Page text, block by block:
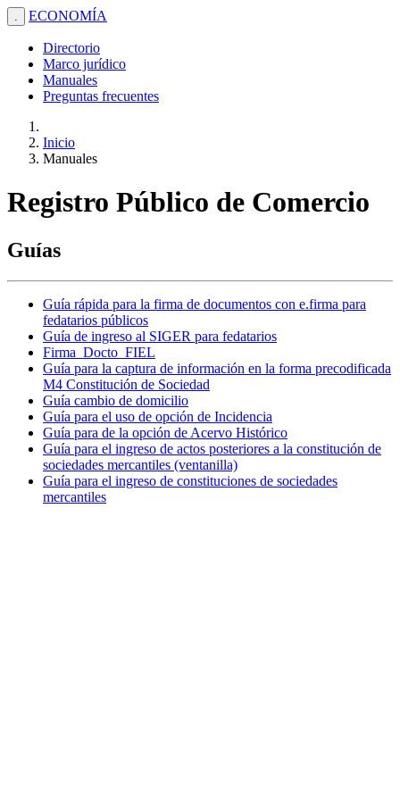
. ECONOMÍA
Directorio
Marco jurídico
Manuales
Preguntas frecuentes
Inicio
Manuales
Registro Público de Comercio
Guías
Guía rápida para la firma de documentos con e.firma para
fedatarios públicos
Guía de ingreso al SIGER para fedatarios
Firma_Docto_FIEL
Guía para la captura de información en la forma precodificada
M4 Constitución de Sociedad
Guía cambio de domicilio
Guía para el uso de opción de Incidencia
Guía para de la opción de Acervo Histórico
Guía para el ingreso de actos posteriores a la constitución de
sociedades mercantiles (ventanilla)
Guía para el ingreso de constituciones de sociedades
mercantiles